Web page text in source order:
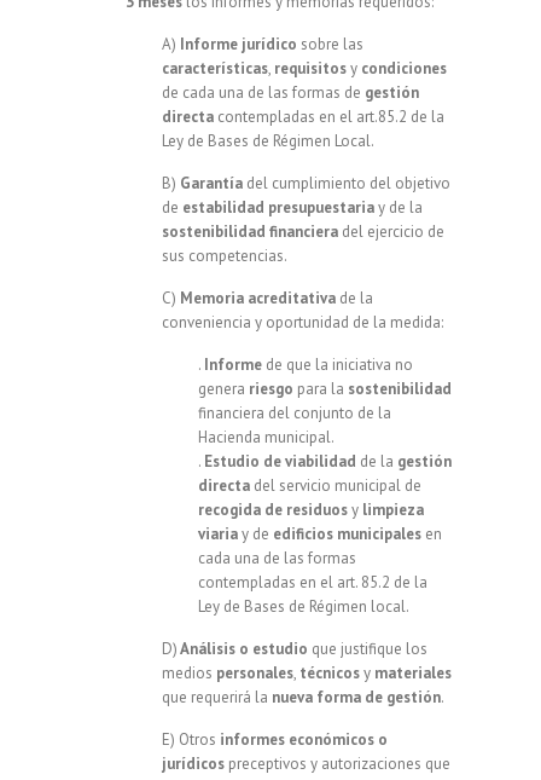
A) Informe jurídico sobre las
características, requisitosy condiciones
de cada una de las formas de gestión
directa contempladas en el art.85.2 de la
Ley de Bases de Régimen Local.
B) Garantía del cumplimiento del objetivo
de estabilidad presupuestariay de la
sostenibilidad financiera del ejercicio de
sus competencias.
C) Memoria acreditativa de la
conveniencia y oportunidad de la medida:
. Informe de que la iniciativa no
genera riesgo para la sostenibilidad
financiera del conjunto de la
Hacienda municipal.
. Estudio de viabilidad de la gestión
directa del servicio municipal de
recogida de residuosy limpieza
viariay de edificios municipales en
cada una de las formas
contempladas en el art. 85.2 de la
Ley de Bases de Régimen local.
D)Análisis o estudio que justifique los
medios personales, técnicosy materiales
que requerirá la nueva forma de gestión.
E) Otros informes económicos o
jurídicos preceptivos y autorizaciones que